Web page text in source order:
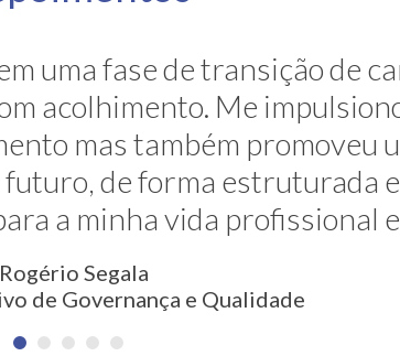
uma fase de transição de
acolhimento. Me
mas também promoveu
de forma estruturada
a minha vida profissional
Rogério Segala
de Governança e Qualidade
competência ela me
uma maneira muito sútil e
antes. Meus
Rodrigues
Ambiente, Saúde e Segurança do